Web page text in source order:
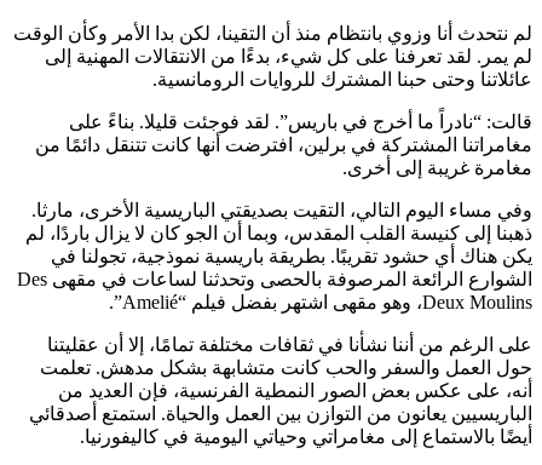
لم نتحدث أنا وزوي بانتظام منذ أن التقينا، لكن بدا الأمر وكأن الوقت
لم يمر. لقد تعرفنا على كل شيء، بدءًا من الانتقالات المهنية إلى
عائلاتنا وحتى حبنا المشترك للروايات الرومانسية.
قالت: “نادراً ما أخرج في باريس”. لقد فوجئت قليلا. بناءً على
مغامراتنا المشتركة في برلين، افترضت أنها كانت تتنقل دائمًا من
مغامرة غريبة إلى أخرى.
وفي مساء اليوم التالي، التقيت بصديقتي الباريسية الأخرى، مارثا.
ذهبنا إلى كنيسة القلب المقدس، وبما أن الجو كان لا يزال باردًا، لم
يكن هناك أي حشود تقريبًا. بطريقة باريسية نموذجية، تجولنا في
الشوارع الرائعة المرصوفة بالحصى وتحدثنا لساعات في مقهى Des
Deux Moulins، وهو مقهى اشتهر بفضل فيلم “Amelié”.
على الرغم من أننا نشأنا في ثقافات مختلفة تمامًا، إلا أن عقليتنا
حول العمل والسفر والحب كانت متشابهة بشكل مدهش. تعلمت
أنه، على عكس بعض الصور النمطية الفرنسية، فإن العديد من
الباريسيين يعانون من التوازن بين العمل والحياة. استمتع أصدقائي
أيضًا بالاستماع إلى مغامراتي وحياتي اليومية في كاليفورنيا.